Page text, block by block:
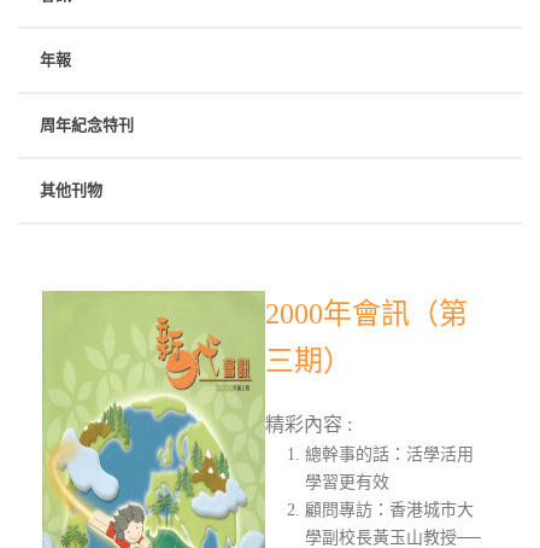
年報
周年紀念特刊
其他刊物
2000年會訊（第
三期）
精彩內容 :
總幹事的話：活學活用
學習更有效
顧問專訪：香港城市大
學副校長黃玉山教授──